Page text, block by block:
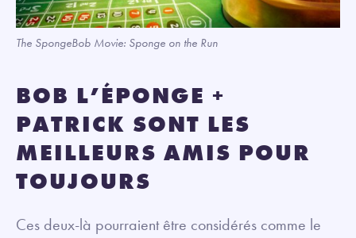
The SpongeBob Movie: Sponge on the Run
BOB L’ÉPONGE +
PATRICK SONT LES
MEILLEURS AMIS POUR
TOUJOURS
Ces deux-là pourraient être considérés comme le